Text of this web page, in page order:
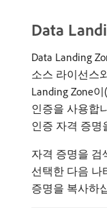
Data
Data Landing
소스 라이선스
Landing Zone이
인증을 사용합
인증 자격 증명
자격 증명을 검
선택한 다음 나
증명을 복사하